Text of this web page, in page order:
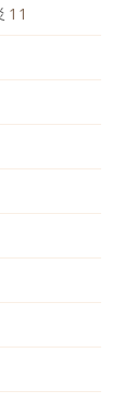
11